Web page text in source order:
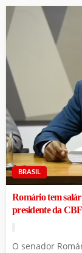
BRASIL
Romário tem
presidente da CBF
O senador